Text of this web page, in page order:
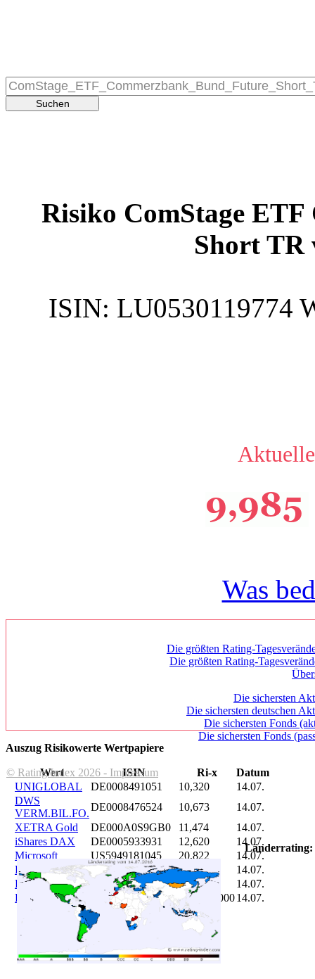
Risiko ComStage
Short TR
ISIN: LU0530119774
Was
Die größten Rating-
Die größten Rating-
Die sichersten
Die sichersten deutschen
Die sichersten Fonds
Die sichersten Fonds
© Rating Index 2026 - Impressum
Auszug Risikowerte Wertpapiere
Wert ISIN Ri-x
Datum
UNIGLOBAL
DE0008491051 10,320
14.07.
DWS
VERM.BIL.FO.
DE0008476524 10,673
14.07.
XETRA Gold
DE000A0S9GB0 11,474
14.07.
iShares DAX
DE0005933931 12,620
14.07.
Microsoft
US5949181045 20,822
14.07.
DAIMLER
DE0007100000 46,047
14.07.
Brent Oil
DE000A0KRKM571,382
14.07.
Bitcoin
BITCOIN 185.899,00014.07.
Länderrating: